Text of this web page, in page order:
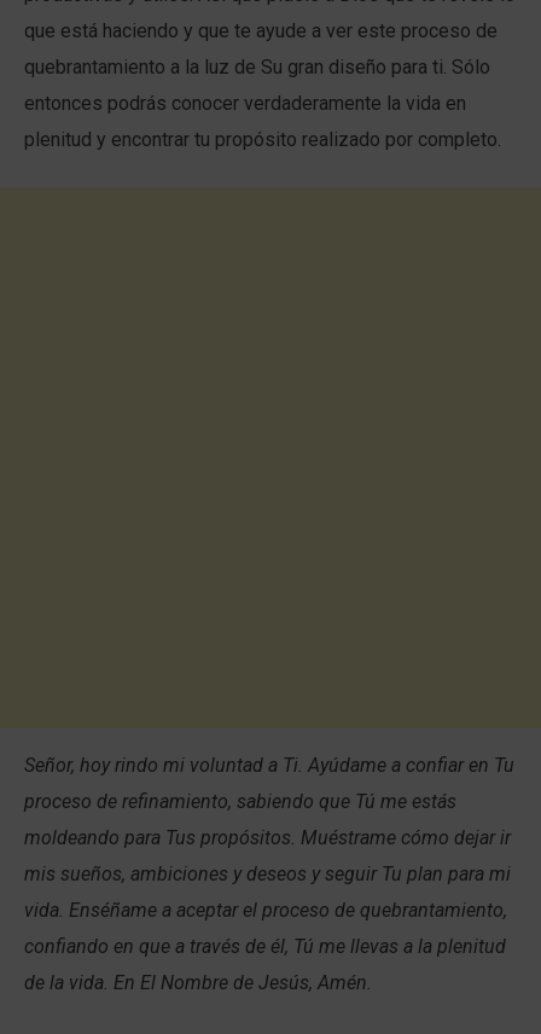
que está haciendo y que te ayude a ver este proceso de
quebrantamiento a la luz de Su gran diseño para ti. Sólo
entonces podrás conocer verdaderamente la vida en
plenitud y encontrar tu propósito realizado por completo.
Señor, hoy rindo mi voluntad a Ti. Ayúdame a confiar en Tu
proceso de refinamiento, sabiendo que Tú me estás
moldeando para Tus propósitos. Muéstrame cómo dejar ir
mis sueños, ambiciones y deseos y seguir Tu plan para mi
vida. Enséñame a aceptar el proceso de quebrantamiento,
confiando en que a través de él, Tú me llevas a la plenitud
de la vida. En El Nombre de Jesús, Amén.